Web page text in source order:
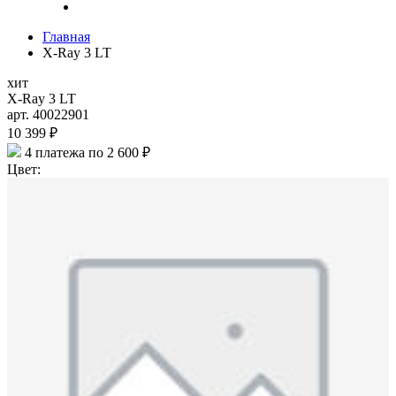
Главная
X-Ray 3 LT
хит
X-Ray 3 LT
арт. 40022901
10 399 ₽
4 платежа по 2 600 ₽
Цвет: